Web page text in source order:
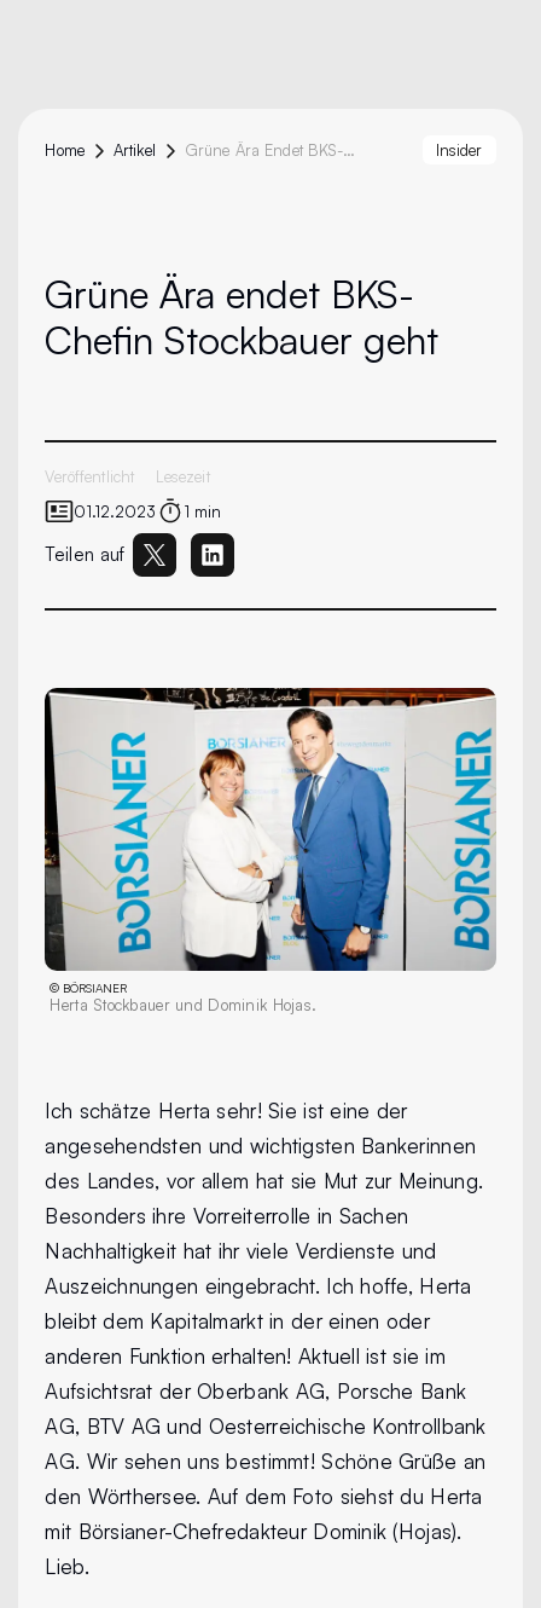
Home Artikel Grüne Ära Endet BKS-Chefin Stockbauer Geht Insider
Grüne Ära endet BKS-
Chefin Stockbauer geht
Veröffentlicht
01.12.2023
Lesezeit
1 min
Teilen auf
© BÖRSIANER
Herta Stockbauer und Dominik Hojas.
Ich schätze Herta sehr! Sie ist eine der
angesehendsten und wichtigsten Bankerinnen
des Landes, vor allem hat sie Mut zur Meinung.
Besonders ihre Vorreiterrolle in Sachen
Nachhaltigkeit hat ihr viele Verdienste und
Auszeichnungen eingebracht. Ich hoffe, Herta
bleibt dem Kapitalmarkt in der einen oder
anderen Funktion erhalten! Aktuell ist sie im
Aufsichtsrat der Oberbank AG, Porsche Bank
AG, BTV AG und Oesterreichische Kontrollbank
AG. Wir sehen uns bestimmt! Schöne Grüße an
den Wörthersee. Auf dem Foto siehst du Herta
mit Börsianer-Chefredakteur Dominik (Hojas).
Lieb.